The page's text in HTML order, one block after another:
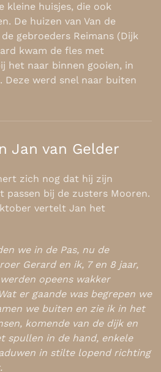
kleine huisjes, die ook
De huizen van Van de
gebroeders Reimans (Dijk
kwam de fles met
het naar binnen gooien, in
Deze werd snel naar buiten
Jan van Gelder
zich nog dat hij zijn
passen bij de zusters Mooren.
vertelt Jan het
we in de Pas, nu de
Gerard en ik, 7 en 8 jaar,
opeens wakker
er gaande was begrepen we
we buiten en zie ik in het
komende van de dijk en
spullen in de hand, enkele
in stilte lopend richting